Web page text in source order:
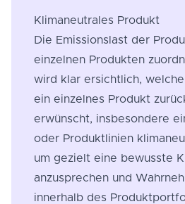
Klimaneutrales Produkt
Die Emissionslast der
einzelnen Produkten
wird klar ersichtlich,
ein einzelnes Produkt
erwünscht, insbesondere
oder Produktlinien
um gezielt eine bewusste
anzusprechen und
innerhalb des